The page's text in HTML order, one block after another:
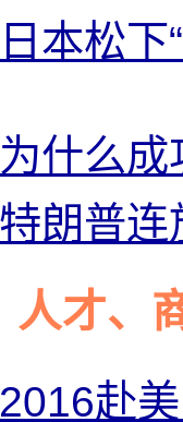
日本松
为什么成
特朗普连
人才、
2016赴